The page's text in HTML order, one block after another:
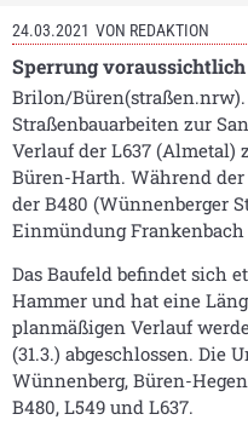
24.03.2021 VON REDAKTION
Sperrung
Brilon/
Straßenbauarbeiten zur
Verlauf der L637
Büren-Harth. Während
der B480 (Wünnenberger
Einmündung
Das Baufeld befindet sich
Hammer und hat eine
planmäßigen Verlauf
(31.3.) abgeschlossen. Die
Wünnenberg, Büren-
B480, L549 und L637.